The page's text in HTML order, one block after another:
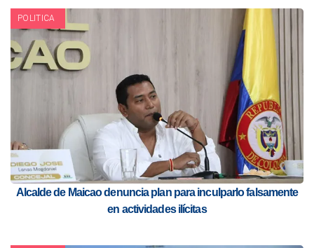
POLITICA
Alcalde de Maicao denuncia plan para inculparlo falsamente
en actividades ilícitas